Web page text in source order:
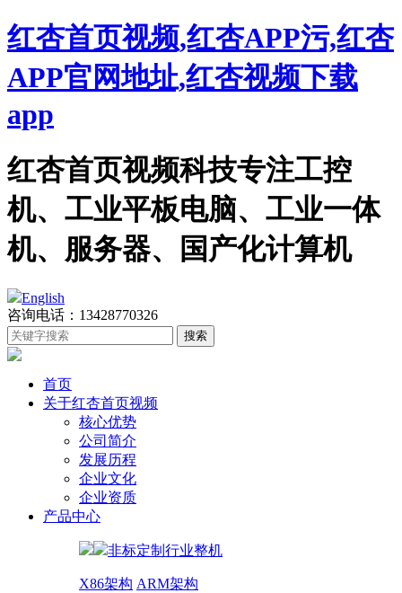
红杏首页视频,红杏APP污,红杏
APP官网地址,红杏视频下载
app
红杏首页视频科技专注工控
机、工业平板电脑、工业一体
机、服务器、国产化计算机
English
咨询电话：13428770326
首页
关于红杏首页视频
核心优势
公司简介
发展历程
企业文化
企业资质
产品中心
非标定制行业整机
X86架构 ARM架构